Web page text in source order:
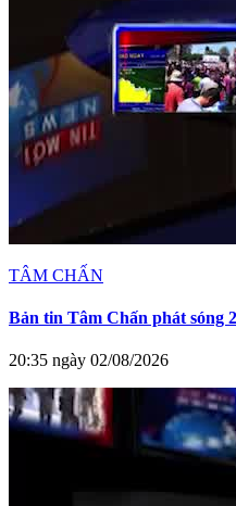
TÂM CHẤN
Bản tin Tâm Chấn phát sóng
20:35 ngày 02/08/2026